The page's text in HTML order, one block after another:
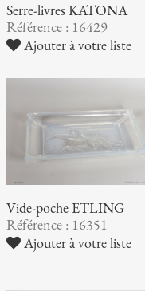
Serre-livres KATONA
Référence : 16429
Ajouter à votre liste
Vide-poche ETLING
Référence : 16351
Ajouter à votre liste